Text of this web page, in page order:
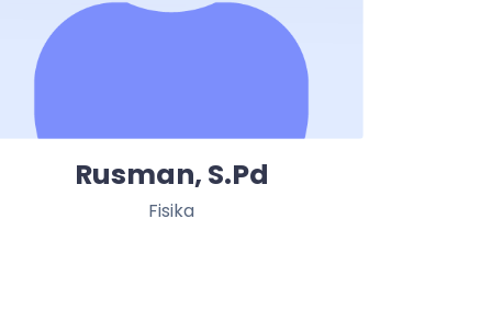
Rusman, S.Pd
Fisika